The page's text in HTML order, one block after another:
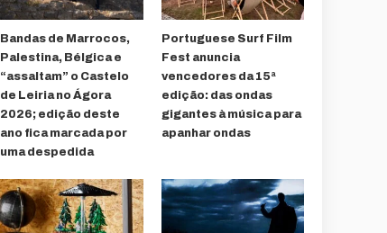
Bandas de Marrocos,
Palestina, Bélgica e
“assaltam” o Castelo
de Leiria no Ágora
2026; edição deste
ano fica marcada por
uma despedida
Portuguese Surf Film
Fest anuncia
vencedores da 15ª
edição: das ondas
gigantes à música para
apanhar ondas